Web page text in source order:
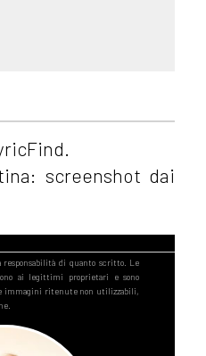
screenshot dai